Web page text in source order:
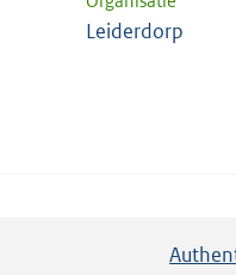
Leiderdorp